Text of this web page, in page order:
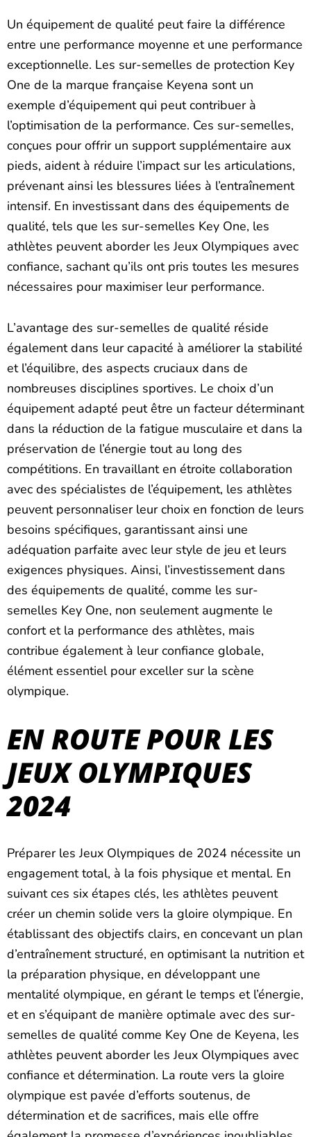
Un équipement de qualité peut faire la différence
entre une performance moyenne et une performance
exceptionnelle. Les sur-semelles de protection Key
One de la marque française Keyena sont un
exemple d’équipement qui peut contribuer à
l’optimisation de la performance. Ces sur-semelles,
conçues pour offrir un support supplémentaire aux
pieds, aident à réduire l’impact sur les articulations,
prévenant ainsi les blessures liées à l’entraînement
intensif. En investissant dans des équipements de
qualité, tels que les sur-semelles Key One, les
athlètes peuvent aborder les Jeux Olympiques avec
confiance, sachant qu’ils ont pris toutes les mesures
nécessaires pour maximiser leur performance.
L’avantage des sur-semelles de qualité réside
également dans leur capacité à améliorer la stabilité
et l’équilibre, des aspects cruciaux dans de
nombreuses disciplines sportives. Le choix d’un
équipement adapté peut être un facteur déterminant
dans la réduction de la fatigue musculaire et dans la
préservation de l’énergie tout au long des
compétitions. En travaillant en étroite collaboration
avec des spécialistes de l’équipement, les athlètes
peuvent personnaliser leur choix en fonction de leurs
besoins spécifiques, garantissant ainsi une
adéquation parfaite avec leur style de jeu et leurs
exigences physiques. Ainsi, l’investissement dans
des équipements de qualité, comme les sur-
semelles Key One, non seulement augmente le
confort et la performance des athlètes, mais
contribue également à leur confiance globale,
élément essentiel pour exceller sur la scène
olympique.
EN ROUTE POUR LES
JEUX OLYMPIQUES
2024
Préparer les Jeux Olympiques de 2024 nécessite un
engagement total, à la fois physique et mental. En
suivant ces six étapes clés, les athlètes peuvent
créer un chemin solide vers la gloire olympique. En
établissant des objectifs clairs, en concevant un plan
d’entraînement structuré, en optimisant la nutrition et
la préparation physique, en développant une
mentalité olympique, en gérant le temps et l’énergie,
et en s’équipant de manière optimale avec des sur-
semelles de qualité comme Key One de Keyena, les
athlètes peuvent aborder les Jeux Olympiques avec
confiance et détermination. La route vers la gloire
olympique est pavée d’efforts soutenus, de
détermination et de sacrifices, mais elle offre